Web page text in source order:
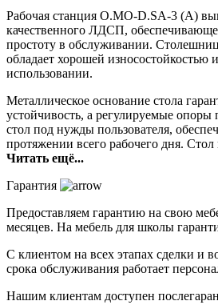
Рабочая станция O.MO-D.SA-3 (A)
качественного ЛДСП,
простоту в обслуживании.
обладает хорошей износостойкостью
использовании.
Металлическое основание стола
устойчивость, а регулируемые опоры
стол под нужды пользователя,
протяжении всего рабочего дня.
Читать ещё...
Гарантия
Предоставляем гарантию на свою
месяцев. На мебель для школы
С клиентом на всех этапах сделки и
срока обслуживания работает
Нашим клиентам доступен